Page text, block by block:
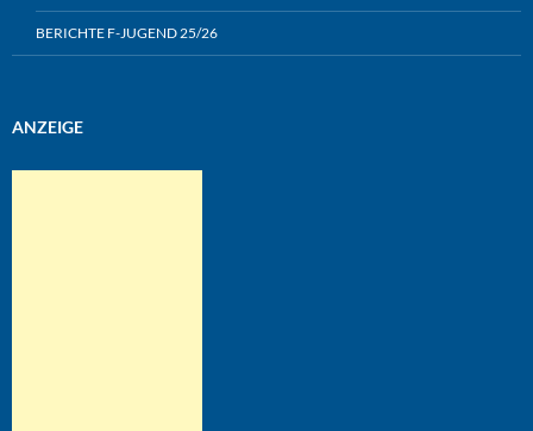
BERICHTE F-JUGEND 25/26
ANZEIGE